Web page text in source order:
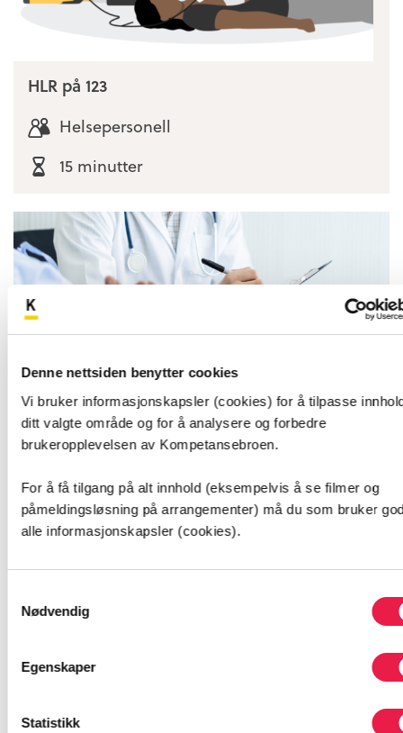
Denne nettsiden benytter cookies
Vi bruker informasjonskapsler (cookies) for å tilpasse
ditt valgte område og for å analysere og forbedre
brukeropplevelsen av Kompetansebroen.
For å få tilgang på alt innhold (eksempelvis å se filmer og
påmeldingsløsning på arrangementer) må du som bruker
alle informasjonskapsler (cookies).
Nødvendig
Egenskaper
Statistikk
HLR på 123
Helsepersonell
15 minutter
NIHSS skåringsverktøy
Helsepersonell
1 time
Fagartikler